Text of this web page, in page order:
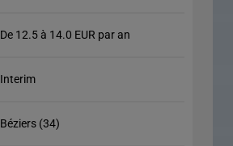
De 12.5 à 14.0 EUR par an
Interim
Béziers (34)